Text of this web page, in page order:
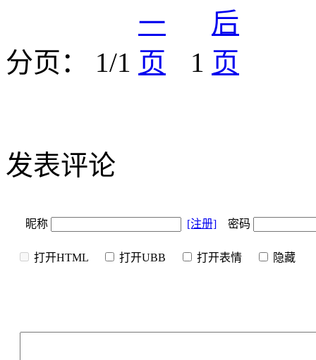
分页： 1/1 1
发表评论
昵称 [注册] 密码
打开HTML 打开UBB 打开表情 隐